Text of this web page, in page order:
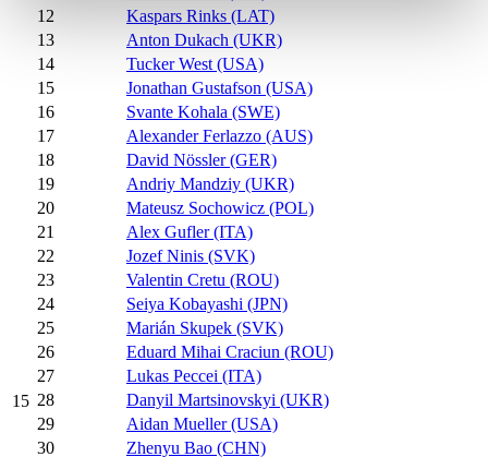
15
12
Kaspars Rinks (LAT)
13
Anton Dukach (UKR)
14
Tucker West (USA)
15
Jonathan Gustafson (USA)
16
Svante Kohala (SWE)
17
Alexander Ferlazzo (AUS)
18
David Nössler (GER)
19
Andriy Mandziy (UKR)
20
Mateusz Sochowicz (POL)
21
Alex Gufler (ITA)
22
Jozef Ninis (SVK)
23
Valentin Cretu (ROU)
24
Seiya Kobayashi (JPN)
25
Marián Skupek (SVK)
26
Eduard Mihai Craciun (ROU)
27
Lukas Peccei (ITA)
28
Danyil Martsinovskyi (UKR)
29
Aidan Mueller (USA)
30
Zhenyu Bao (CHN)